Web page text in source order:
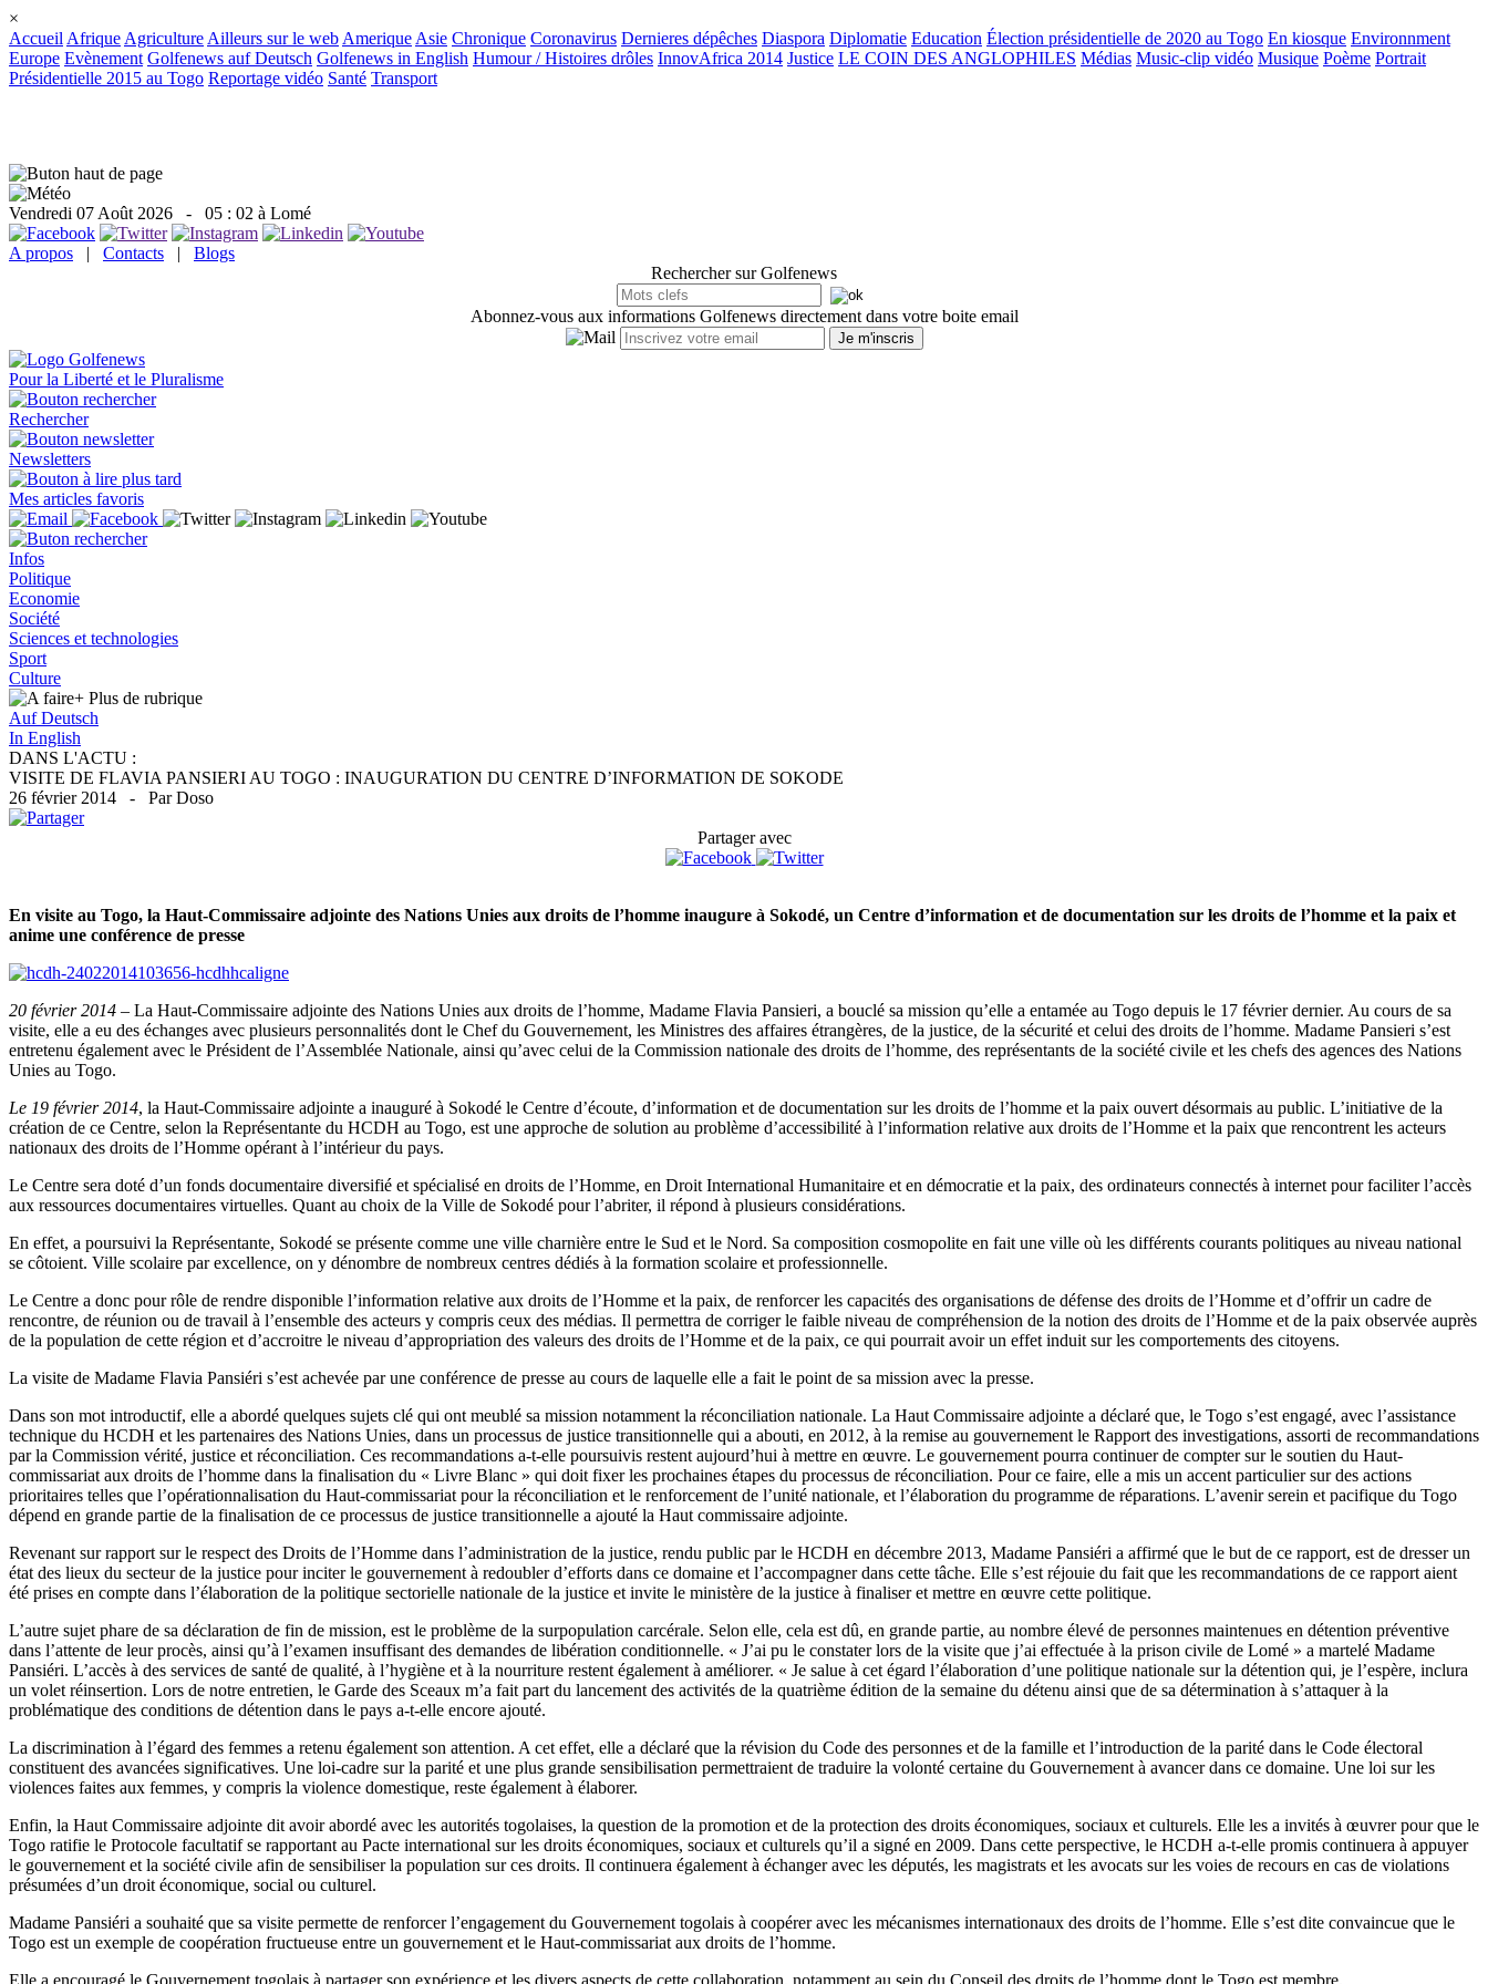
×
Accueil Afrique Agriculture Ailleurs sur le web Amerique Asie Chronique Coronavirus Dernieres dépêches Diaspora Diplomatie Education Élection présidentielle de 2020 au Togo En kiosque Environnment
Europe Evènement Golfenews auf Deutsch Golfenews in English Humour / Histoires drôles InnovAfrica 2014 Justice LE COIN DES ANGLOPHILES Médias Music-clip vidéo Musique Poème Portrait
Présidentielle 2015 au Togo Reportage vidéo Santé Transport
Vendredi 07 Août 2026 - 05 : 02 à Lomé
A propos | Contacts | Blogs
Rechercher sur Golfenews
Abonnez-vous aux informations Golfenews directement dans votre boite email
Pour la Liberté et le Pluralisme
Rechercher
Newsletters
Mes articles favoris
Infos
Politique
Economie
Société
Sciences et technologies
Sport
Culture
+ Plus de rubrique
Auf Deutsch
In English
DANS L'ACTU :
VISITE DE FLAVIA PANSIERI AU TOGO : INAUGURATION DU CENTRE D’INFORMATION DE SOKODE
26 février 2014 - Par Doso
Partager avec
En visite au Togo, la Haut-Commissaire adjointe des Nations Unies aux droits de l’homme inaugure à Sokodé, un Centre d’information et de documentation sur les droits de l’homme et la paix et
anime une conférence de presse
20 février 2014 – La Haut-Commissaire adjointe des Nations Unies aux droits de l’homme, Madame Flavia Pansieri, a bouclé sa mission qu’elle a entamée au Togo depuis le 17 février dernier. Au cours de sa
visite, elle a eu des échanges avec plusieurs personnalités dont le Chef du Gouvernement, les Ministres des affaires étrangères, de la justice, de la sécurité et celui des droits de l’homme. Madame Pansieri s’est
entretenu également avec le Président de l’Assemblée Nationale, ainsi qu’avec celui de la Commission nationale des droits de l’homme, des représentants de la société civile et les chefs des agences des Nations
Unies au Togo.
Le 19 février 2014, la Haut-Commissaire adjointe a inauguré à Sokodé le Centre d’écoute, d’information et de documentation sur les droits de l’homme et la paix ouvert désormais au public. L’initiative de la
création de ce Centre, selon la Représentante du HCDH au Togo, est une approche de solution au problème d’accessibilité à l’information relative aux droits de l’Homme et la paix que rencontrent les acteurs
nationaux des droits de l’Homme opérant à l’intérieur du pays.
Le Centre sera doté d’un fonds documentaire diversifié et spécialisé en droits de l’Homme, en Droit International Humanitaire et en démocratie et la paix, des ordinateurs connectés à internet pour faciliter l’accès
aux ressources documentaires virtuelles. Quant au choix de la Ville de Sokodé pour l’abriter, il répond à plusieurs considérations.
En effet, a poursuivi la Représentante, Sokodé se présente comme une ville charnière entre le Sud et le Nord. Sa composition cosmopolite en fait une ville où les différents courants politiques au niveau national
se côtoient. Ville scolaire par excellence, on y dénombre de nombreux centres dédiés à la formation scolaire et professionnelle.
Le Centre a donc pour rôle de rendre disponible l’information relative aux droits de l’Homme et la paix, de renforcer les capacités des organisations de défense des droits de l’Homme et d’offrir un cadre de
rencontre, de réunion ou de travail à l’ensemble des acteurs y compris ceux des médias. Il permettra de corriger le faible niveau de compréhension de la notion des droits de l’Homme et de la paix observée auprès
de la population de cette région et d’accroitre le niveau d’appropriation des valeurs des droits de l’Homme et de la paix, ce qui pourrait avoir un effet induit sur les comportements des citoyens.
La visite de Madame Flavia Pansiéri s’est achevée par une conférence de presse au cours de laquelle elle a fait le point de sa mission avec la presse.
Dans son mot introductif, elle a abordé quelques sujets clé qui ont meublé sa mission notamment la réconciliation nationale. La Haut Commissaire adjointe a déclaré que, le Togo s’est engagé, avec l’assistance
technique du HCDH et les partenaires des Nations Unies, dans un processus de justice transitionnelle qui a abouti, en 2012, à la remise au gouvernement le Rapport des investigations, assorti de recommandations
par la Commission vérité, justice et réconciliation. Ces recommandations a-t-elle poursuivis restent aujourd’hui à mettre en œuvre. Le gouvernement pourra continuer de compter sur le soutien du Haut-
commissariat aux droits de l’homme dans la finalisation du « Livre Blanc » qui doit fixer les prochaines étapes du processus de réconciliation. Pour ce faire, elle a mis un accent particulier sur des actions
prioritaires telles que l’opérationnalisation du Haut-commissariat pour la réconciliation et le renforcement de l’unité nationale, et l’élaboration du programme de réparations. L’avenir serein et pacifique du Togo
dépend en grande partie de la finalisation de ce processus de justice transitionnelle a ajouté la Haut commissaire adjointe.
Revenant sur rapport sur le respect des Droits de l’Homme dans l’administration de la justice, rendu public par le HCDH en décembre 2013, Madame Pansiéri a affirmé que le but de ce rapport, est de dresser un
état des lieux du secteur de la justice pour inciter le gouvernement à redoubler d’efforts dans ce domaine et l’accompagner dans cette tâche. Elle s’est réjouie du fait que les recommandations de ce rapport aient
été prises en compte dans l’élaboration de la politique sectorielle nationale de la justice et invite le ministère de la justice à finaliser et mettre en œuvre cette politique.
L’autre sujet phare de sa déclaration de fin de mission, est le problème de la surpopulation carcérale. Selon elle, cela est dû, en grande partie, au nombre élevé de personnes maintenues en détention préventive
dans l’attente de leur procès, ainsi qu’à l’examen insuffisant des demandes de libération conditionnelle. « J’ai pu le constater lors de la visite que j’ai effectuée à la prison civile de Lomé » a martelé Madame
Pansiéri. L’accès à des services de santé de qualité, à l’hygiène et à la nourriture restent également à améliorer. « Je salue à cet égard l’élaboration d’une politique nationale sur la détention qui, je l’espère, inclura
un volet réinsertion. Lors de notre entretien, le Garde des Sceaux m’a fait part du lancement des activités de la quatrième édition de la semaine du détenu ainsi que de sa détermination à s’attaquer à la
problématique des conditions de détention dans le pays a-t-elle encore ajouté.
La discrimination à l’égard des femmes a retenu également son attention. A cet effet, elle a déclaré que la révision du Code des personnes et de la famille et l’introduction de la parité dans le Code électoral
constituent des avancées significatives. Une loi-cadre sur la parité et une plus grande sensibilisation permettraient de traduire la volonté certaine du Gouvernement à avancer dans ce domaine. Une loi sur les
violences faites aux femmes, y compris la violence domestique, reste également à élaborer.
Enfin, la Haut Commissaire adjointe dit avoir abordé avec les autorités togolaises, la question de la promotion et de la protection des droits économiques, sociaux et culturels. Elle les a invités à œuvrer pour que le
Togo ratifie le Protocole facultatif se rapportant au Pacte international sur les droits économiques, sociaux et culturels qu’il a signé en 2009. Dans cette perspective, le HCDH a-t-elle promis continuera à appuyer
le gouvernement et la société civile afin de sensibiliser la population sur ces droits. Il continuera également à échanger avec les députés, les magistrats et les avocats sur les voies de recours en cas de violations
présumées d’un droit économique, social ou culturel.
Madame Pansiéri a souhaité que sa visite permette de renforcer l’engagement du Gouvernement togolais à coopérer avec les mécanismes internationaux des droits de l’homme. Elle s’est dite convaincue que le
Togo est un exemple de coopération fructueuse entre un gouvernement et le Haut-commissariat aux droits de l’homme.
Elle a encouragé le Gouvernement togolais à partager son expérience et les divers aspects de cette collaboration, notamment au sein du Conseil des droits de l’homme dont le Togo est membre.